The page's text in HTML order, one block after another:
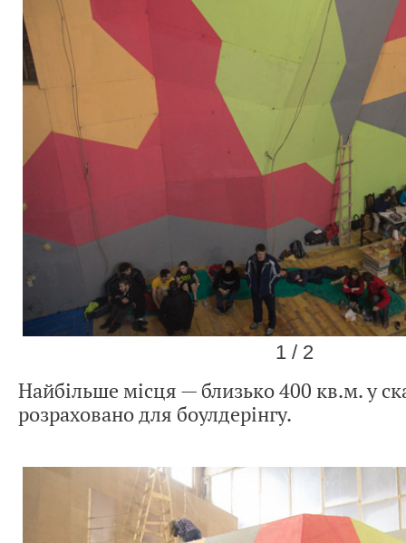
1 / 2
Найбільше місця — близько 400 кв.м. у
розраховано для боулдерінгу.